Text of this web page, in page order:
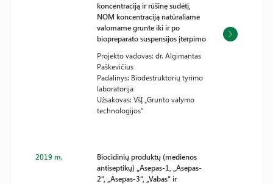
koncentraciją ir rūšinę sudėtį,
NOM koncentraciją natūraliame
valomame grunte iki ir po
biopreparato suspensijos įterpimo
Projekto vadovas: dr. Algimantas
Paškevičius
Padalinys: Biodestruktorių tyrimo
laboratorija
Užsakovas: VšĮ „Grunto valymo
technologijos“
2019 m.
Biocidinių produktų (medienos
antiseptikų) „Asepas-1, „Asepas-
2“, „Asepas-3“, „Vabas“ ir